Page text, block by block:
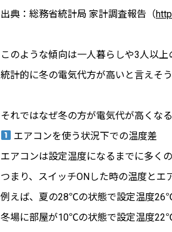
出典：総務省統計局 家計調査報告（
このような傾向は一人暮らしや3人以上
統計的に冬の電気代方が高いと言えそう
それではなぜ冬の方が電気代が高くな
エアコンを使う状況下での温度差
エアコンは設定温度になるまでに多く
つまり、スイッチONした時の温度と
例えば、夏の28℃の状態で設定温度
冬場に部屋が10℃の状態で設定温度